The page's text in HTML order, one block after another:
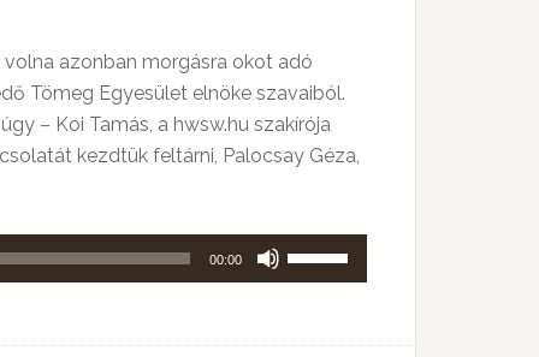
azonban morgásra okot adó
Tömeg Egyesület elnöke szavaiból.
– Koi Tamás, a hwsw.hu szakírója
kezdtük feltárni, Palocsay Géza,
00:00
hangerő
illetőleg